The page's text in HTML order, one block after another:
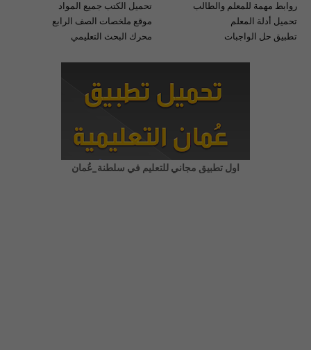
تحميل الكتب جميع المواد
روابط مهمة للمعلم والطالب
موقع ملخصات الصف الرابع
تحميل أدلة المعلم
محرك البحث التعليمي
تطبيق حل الواجبات
اول تطبيق مجاني للتعليم في سلطنة_عُمان